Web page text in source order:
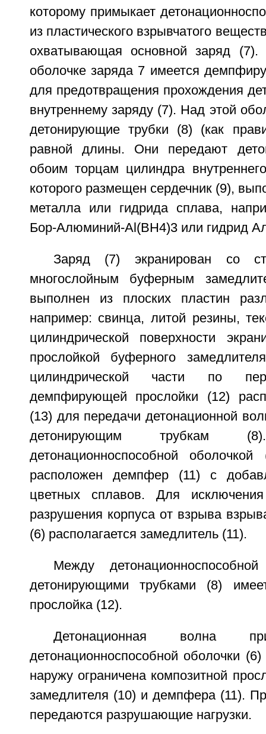
которому примыкает
из пластического взрывчатого
охватывающая основной заряд (7).
оболочке заряда 7 имеется
для предотвращения прохождения
внутреннему заряду (7). Над этой
детонирующие трубки (8) (как
равной длины. Они передают
обоим торцам цилиндра
которого размещен сердечник (9),
металла или гидрида сплава,
Бор-Алюминий-Al(BH4)3 или гидрид
Заряд (7) экранирован со
многослойным буферным
выполнен из плоских пластин
например: свинца, литой резины,
цилиндрической поверхности
прослойкой буферного
цилиндрической части по
демпфирующей прослойки (12)
(13) для передачи детонационной
детонирующим
детонационноспособной
расположен демпфер (11) с
цветных сплавов. Для исключения
разрушения корпуса от взрыва
(6) располагается замедлитель (11).
Между
детонирующими трубками (8)
прослойка (12).
Детонационная волна
детонационноспособной оболочки
наружу ограничена композитной
замедлителя (10) и демпфера (11).
передаются разрушающие нагрузки.